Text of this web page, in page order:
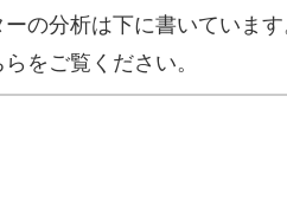
の分析は下に書いています
をご覧ください。